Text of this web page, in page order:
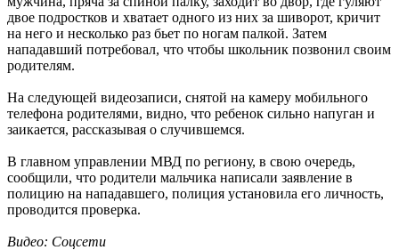
двое подростков и хватает одного из них за шиворот, кричит
на него и несколько раз бьет по ногам палкой. Затем
нападавший потребовал, что чтобы школьник позвонил своим
родителям.
На следующей видеозаписи, снятой на камеру мобильного
телефона родителями, видно, что ребенок сильно напуган и
заикается, рассказывая о случившемся.
В главном управлении МВД по региону, в свою очередь,
сообщили, что родители мальчика написали заявление в
полицию на нападавшего, полиция установила его личность,
проводится проверка.
Видео: Соцсети